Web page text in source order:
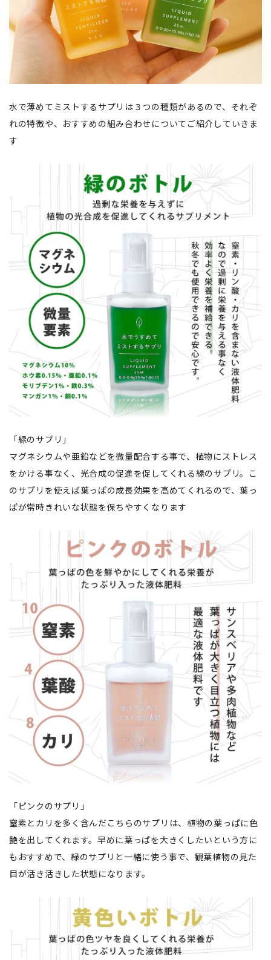
水で薄めてミストするサプリは３つの種類があるので、それぞ
れの特徴や、おすすめの組み合わせについてご紹介していきま
す
「緑のサプリ」
マグネシウムや亜鉛などを微量配合する事で、植物にストレス
をかける事なく、光合成の促進を促してくれる緑のサプリ。こ
のサプリを使えば葉っぱの成長効果を高めてくれるので、葉っ
ぱが常時きれいな状態を保ちやすくなります
「ピンクのサプリ」
窒素とカリを多く含んだこちらのサプリは、植物の葉っぱに色
艶を出してくれます。早めに葉っぱを大きくしたいという方に
もおすすめで、緑のサプリと一緒に使う事で、観葉植物の見た
目が活き活きした状態になります。